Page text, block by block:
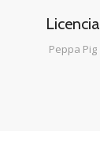
Licencia
Peppa Pig